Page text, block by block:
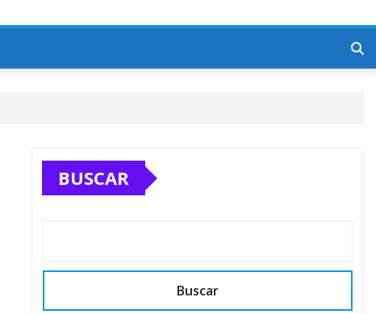
BUSCAR
Buscar